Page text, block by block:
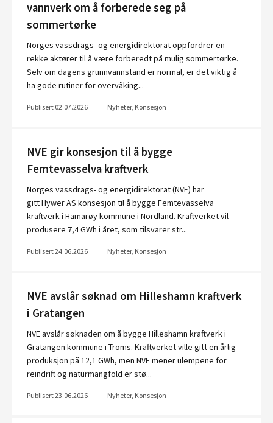
vannverk om å forberede seg på
sommertørke
Norges vassdrags- og energidirektorat oppfordrer en
rekke aktører til å være forberedt på mulig sommertørke.
Selv om dagens grunnvannstand er normal, er det viktig å
ha gode rutiner for overvåking...
Publisert 02.07.2026 Nyheter, Konsesjon
NVE gir konsesjon til å bygge
Femtevasselva kraftverk
Norges vassdrags- og energidirektorat (NVE) har
gitt Hywer AS konsesjon til å bygge Femtevasselva
kraftverk i Hamarøy kommune i Nordland. Kraftverket vil
produsere 7,4 GWh i året, som tilsvarer str...
Publisert 24.06.2026 Nyheter, Konsesjon
NVE avslår søknad om Hilleshamn kraftverk
i Gratangen
NVE avslår søknaden om å bygge Hilleshamn kraftverk i
Gratangen kommune i Troms. Kraftverket ville gitt en årlig
produksjon på 12,1 GWh, men NVE mener ulempene for
reindrift og naturmangfold er stø...
Publisert 23.06.2026 Nyheter, Konsesjon